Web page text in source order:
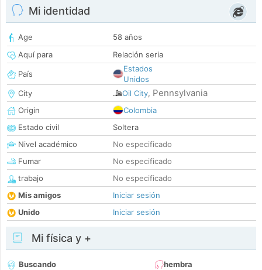
Mi identidad
Age
58 años
Aquí para
Relación seria
País
Estados
Unidos
City
Oil City, Pennsylvania
Origin
Colombia
Estado civil
Soltera
Nivel académico
No especificado
Fumar
No especificado
trabajo
No especificado
Mis amigos
Iniciar sesión
Unido
Iniciar sesión
Mi física y +
Buscando
hembra